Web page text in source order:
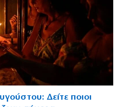
Δείτε ποιοι